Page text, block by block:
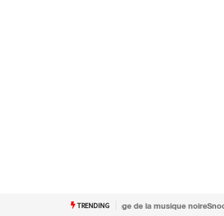
TRENDING Snoop Dogg bientôt au